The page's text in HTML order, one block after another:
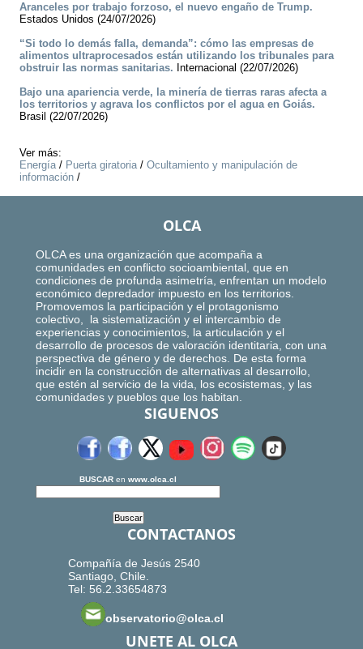
Aranceles por trabajo forzoso, el nuevo engaño de Trump.
Estados Unidos (24/07/2026)
“Si todo lo demás falla, demanda”: cómo las empresas de
alimentos ultraprocesados están utilizando los tribunales para
obstruir las normas sanitarias. Internacional (22/07/2026)
Bajo una apariencia verde, la minería de tierras raras afecta a
los territorios y agrava los conflictos por el agua en Goiás.
Brasil (22/07/2026)
Ver más:
Energía/ Puerta giratoria/ Ocultamiento y manipulación de
información /
OLCA
OLCA es una organización que acompaña a
comunidades en conflicto socioambiental, que en
condiciones de profunda asimetría, enfrentan un modelo
económico depredador impuesto en los territorios.
Promovemos la participación y el protagonismo
colectivo, la sistematización y el intercambio de
experiencias y conocimientos, la articulación y el
desarrollo de procesos de valoración identitaria, con una
perspectiva de género y de derechos. De esta forma
incidir en la construcción de alternativas al desarrollo,
que estén al servicio de la vida, los ecosistemas, y las
comunidades y pueblos que los habitan.
SIGUENOS
BUSCAR en www.olca.cl
CONTACTANOS
Compañía de Jesús 2540
Santiago, Chile.
Tel: 56.2.33654873
observatorio@olca.cl
UNETE AL OLCA